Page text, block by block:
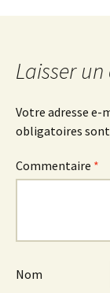
des
Laisser
Votre adresse e-
obligatoires sont
Commentaire *
Nom